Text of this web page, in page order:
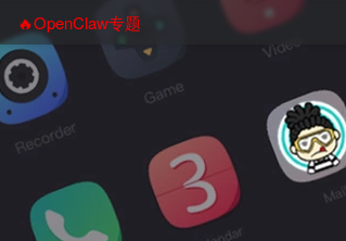
🔥OpenClaw专题